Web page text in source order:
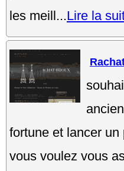
les meill...Lire la
fortune et lancer
vous voulez vous